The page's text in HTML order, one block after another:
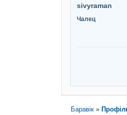
sivyraman
Чалец
Баравік »